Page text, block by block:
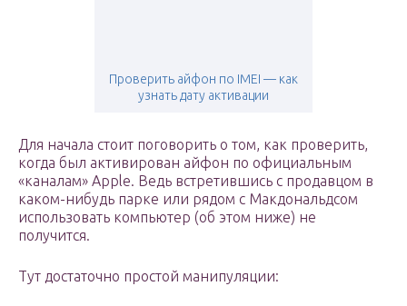
Проверить айфон по IMEI — как
узнать дату активации
Для начала стоит поговорить о том, как проверить,
когда был активирован айфон по официальным
«каналам» Apple. Ведь встретившись с продавцом в
каком-нибудь парке или рядом с Макдональдсом
использовать компьютер (об этом ниже) не
получится.
Тут достаточно простой манипуляции: